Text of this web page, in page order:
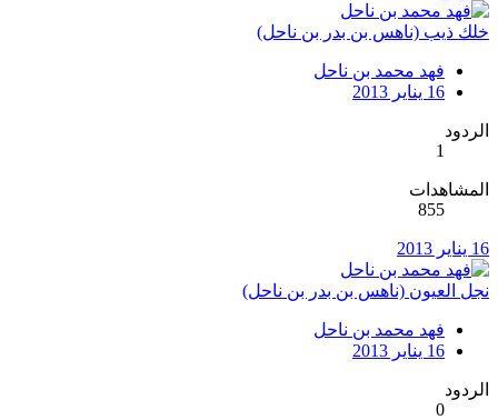
خلك ذيب (ناهس بن بدر بن ناحل)
فهد محمد بن ناحل
16 يناير 2013
الردود
1
المشاهدات
855
16 يناير 2013
نجل العيون (ناهس بن بدر بن ناحل)
فهد محمد بن ناحل
16 يناير 2013
الردود
0